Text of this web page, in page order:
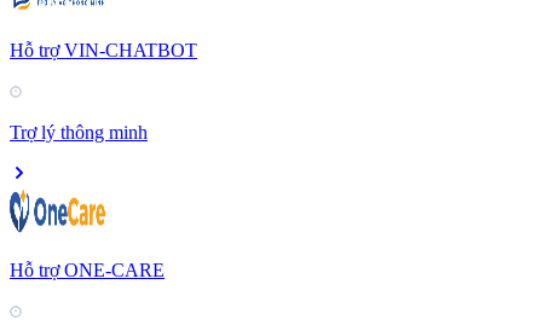
Hỗ trợ VIN-CHATBOT
Trợ lý thông minh
Hỗ trợ ONE-CARE